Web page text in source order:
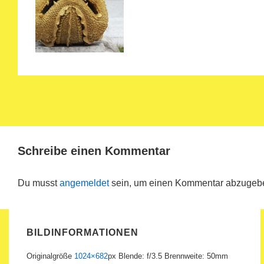
Schreibe einen Kommentar
Du musstangemeldetsein, um einen Kommentar
BILDINFORMATIONEN
Originalgröße 1024×682px Blende: f/3.5 Brennweite: 50mm